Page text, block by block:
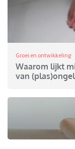
Groei en ontwikkeling
Waarom lijkt
van